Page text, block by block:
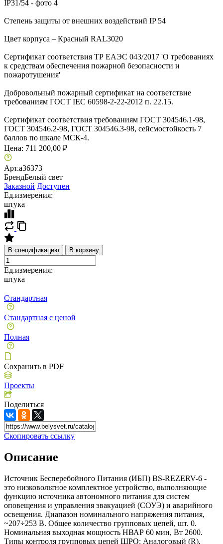
Степень защиты от внешних воздействий IP 54
Цвет корпуса – Красный RAL3020
Сертификат соответствия ТР ЕАЭС 043/2017 'О требованиях
к средствам обеспечения пожарной безопасности и
пожаротушения'
Добровольный пожарный сертификат на соответствие
требованиям ГОСТ IEC 60598-2-22-2012 п. 22.15.
Сертификат соответствия требованиям ГОСТ 304546.1-98,
ГОСТ 304546.2-98, ГОСТ 304546.3-98, сейсмостойкость 7
баллов по шкале МСК-4.
Цена: 711 200,00 ₽
Арт.a36373
БрендБелый свет
Заказной Доступен
Ед.измерения:
штука
В спецификацию В корзину
Ед.измерения:
штука
Стандартная
Стандартная с ценой
Полная
Сохранить в PDF
Проекты
Поделиться
Скопировать ссылку
Описание
Источник Бесперебойного Питания (ИБП) BS-REZERV-6 -
это низковольтное комплектное устройство, выполняющие
функцию источника автономного питания для систем
оповещения и управления эвакуацией (СОУЭ) и аварийного
освещения. Диапазон номинального напряжения питания,
~207÷253 В. Общее количество групповых цепей, шт. 0.
Номинальная выходная мощность НВАР 60 мин, Вт 2600.
Типы контроля групповых цепей ЩРО: Аналоговый (R).